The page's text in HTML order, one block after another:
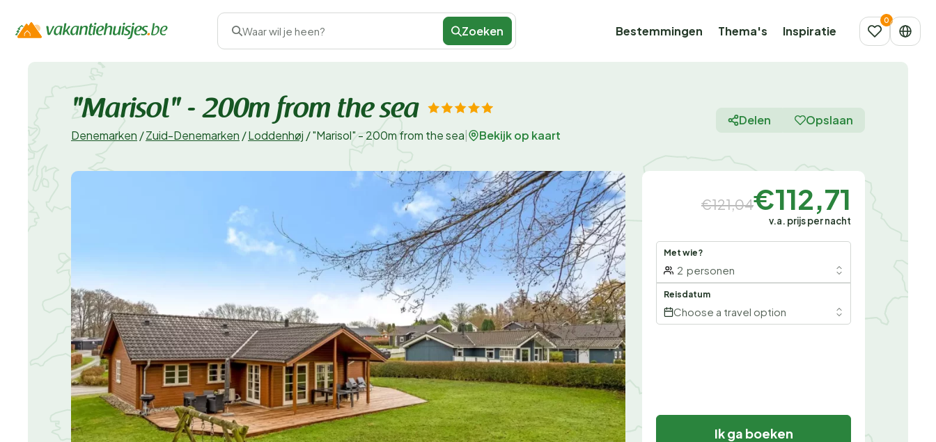
Waar wil je heen? Zoeken Bestemmingen Thema's Inspiratie
"Marisol" - 200m from the sea
Denemarken /Zuid-Denemarken /Loddenhøj /"Marisol" - 200m from the sea Bekijk op kaart
Delen Opslaan
€121,04€112,71
v.a. prijs per nacht
Met wie?
2 personen
Reisdatum
Choose a travel option
Ik ga boeken